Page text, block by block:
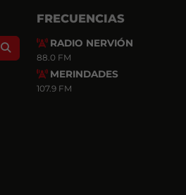
Search
FRECUENCIAS
RADIO NERVIÓN
88.0 FM
MERINDADES
107.9 FM